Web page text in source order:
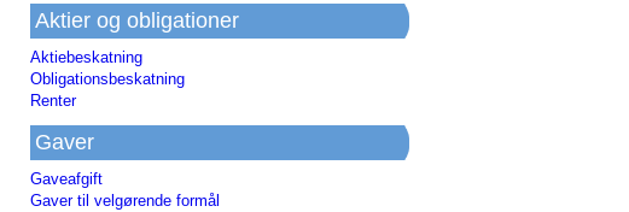
Aktier og obligationer
Aktiebeskatning
Obligationsbeskatning
Renter
Gaver
Gaveafgift
Gaver til velgørende formål